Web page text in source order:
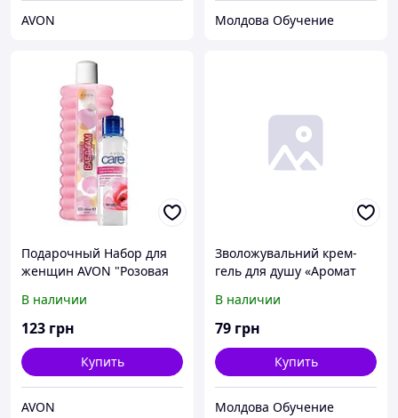
AVON Молдова Обучение
Подарочный Набор для
женщин AVON "Розовая
Avon
В наличии
123 грн
Купить
AVON
Зволожувальний крем-
гель для душу «Аромат
В наличии
79 грн
Купить
Молдова Обучение